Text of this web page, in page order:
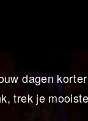
dagen
trek je